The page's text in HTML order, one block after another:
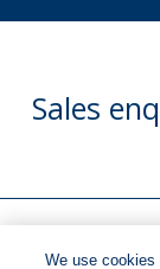
Sales
We use cookies